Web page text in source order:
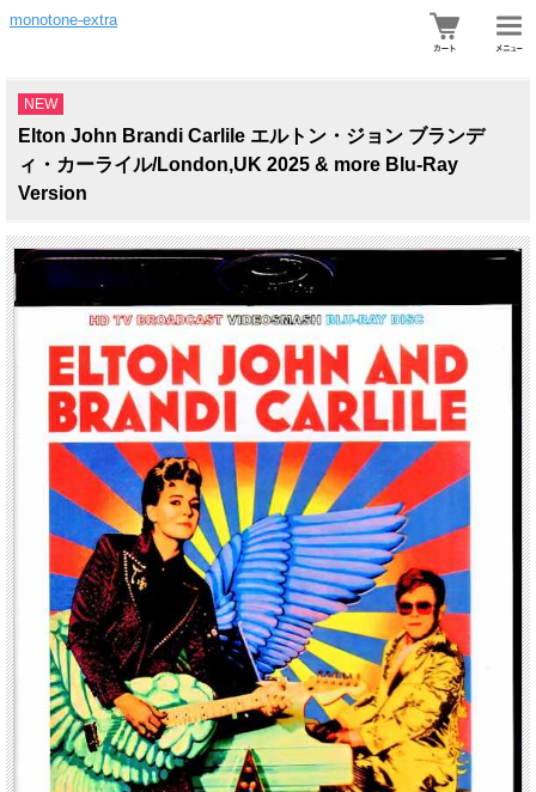
monotone-extra
NEW
Elton John Brandi Carlile エルトン・ジョン ブランデ
ィ・カーライル/London,UK 2025 & more Blu-Ray
Version